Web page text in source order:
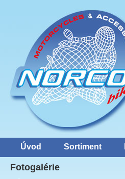
Úvod Sortiment
Fotogalérie